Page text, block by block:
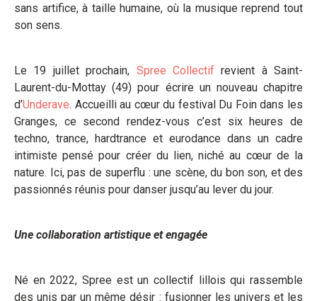
sans artifice, à taille humaine, où la musique reprend tout
son sens.
Le 19 juillet prochain, Spree Collectifrevient à Saint-
Laurent-du-Mottay (49) pour écrire un nouveau chapitre
d’Underave. Accueilli au cœur du festival Du Foin dans les
Granges, ce second rendez-vous c’est six heures de
techno, trance, hardtrance et eurodance dans un cadre
intimiste pensé pour créer du lien, niché au cœur de la
nature. Ici, pas de superflu : une scène, du bon son, et des
passionnés réunis pour danser jusqu’au lever du jour.
Une collaboration artistique et engagée
Né en 2022, Spree est un collectif lillois qui rassemble
des unis par un même désir : fusionner les univers et les